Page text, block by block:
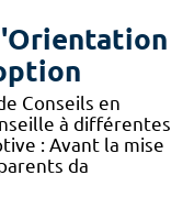
Conseils en
à différentes
: Avant la mise
da